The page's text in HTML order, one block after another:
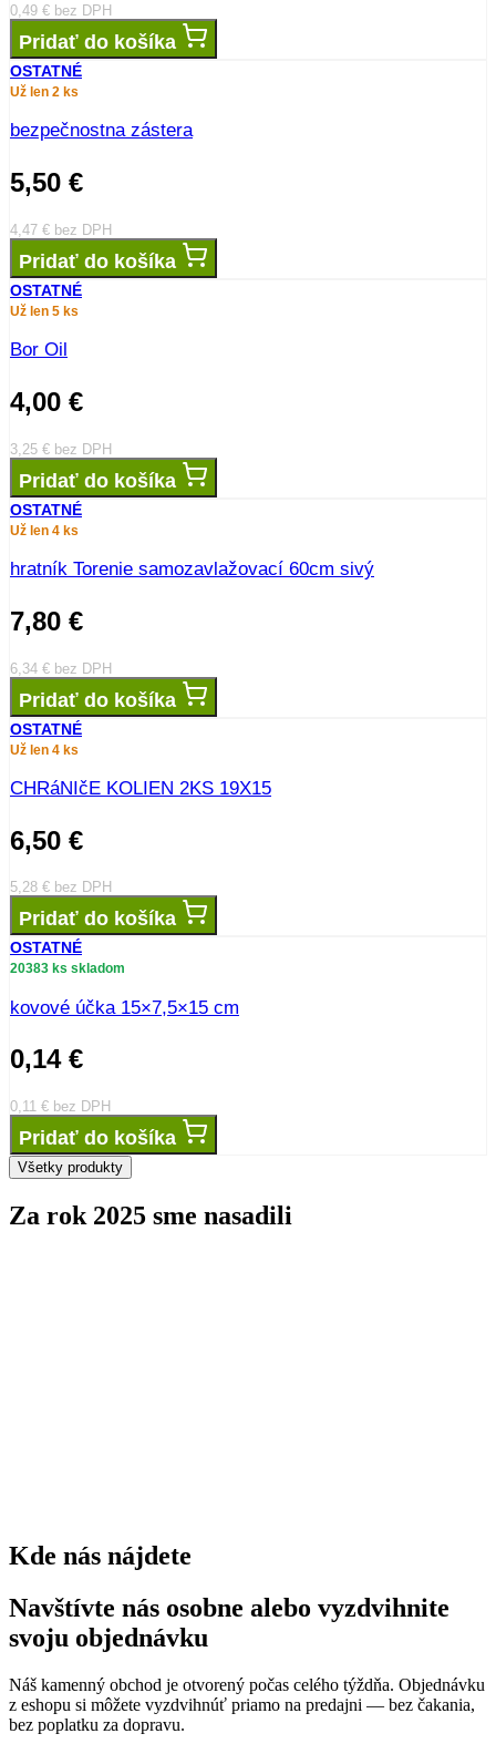
0,49 € bez DPH
Pridať do košíka
OSTATNÉ
Už len 2 ks
bezpečnostna zástera
5,50 €
4,47 € bez DPH
Pridať do košíka
OSTATNÉ
Už len 5 ks
Bor Oil
4,00 €
3,25 € bez DPH
Pridať do košíka
OSTATNÉ
Už len 4 ks
hratník Torenie samozavlažovací 60cm sivý
7,80 €
6,34 € bez DPH
Pridať do košíka
OSTATNÉ
Už len 4 ks
CHRáNIčE KOLIEN 2KS 19X15
6,50 €
5,28 € bez DPH
Pridať do košíka
OSTATNÉ
20383 ks skladom
kovové účka 15×7,5×15 cm
0,14 €
0,11 € bez DPH
Pridať do košíka
Všetky produkty
Za rok 2025 sme nasadili
Kde nás nájdete
Navštívte nás osobne alebo vyzdvihnite
svoju objednávku
Náš kamenný obchod je otvorený počas celého týždňa. Objednávku
z eshopu si môžete vyzdvihnúť priamo na predajni — bez čakania,
bez poplatku za dopravu.